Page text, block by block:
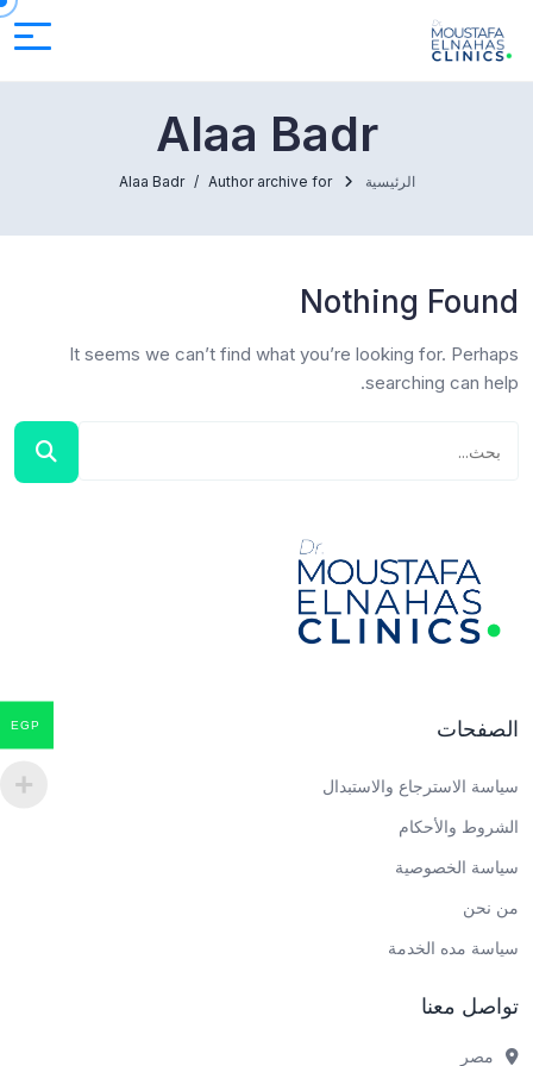
Alaa Badr
الرئيسية Author archive for
Alaa Badr
Nothing Found
It seems we can’t find what you’re looking for. Perhaps
searching can help.
الصفحات
سياسة الاسترجاع والاستبدال
الشروط والأحكام
سياسة الخصوصية
من نحن
سياسة مده الخدمة
تواصل معنا
مصر
EGP